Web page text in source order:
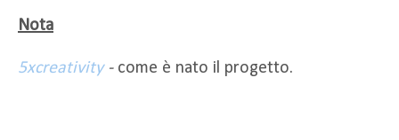
Nota
5xcreativity- come è nato il progetto.